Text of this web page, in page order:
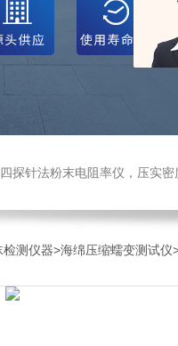
率仪，压实密度仪，炭块电阻率测定仪，振实密度
测仪器>海绵压缩蠕变测试仪